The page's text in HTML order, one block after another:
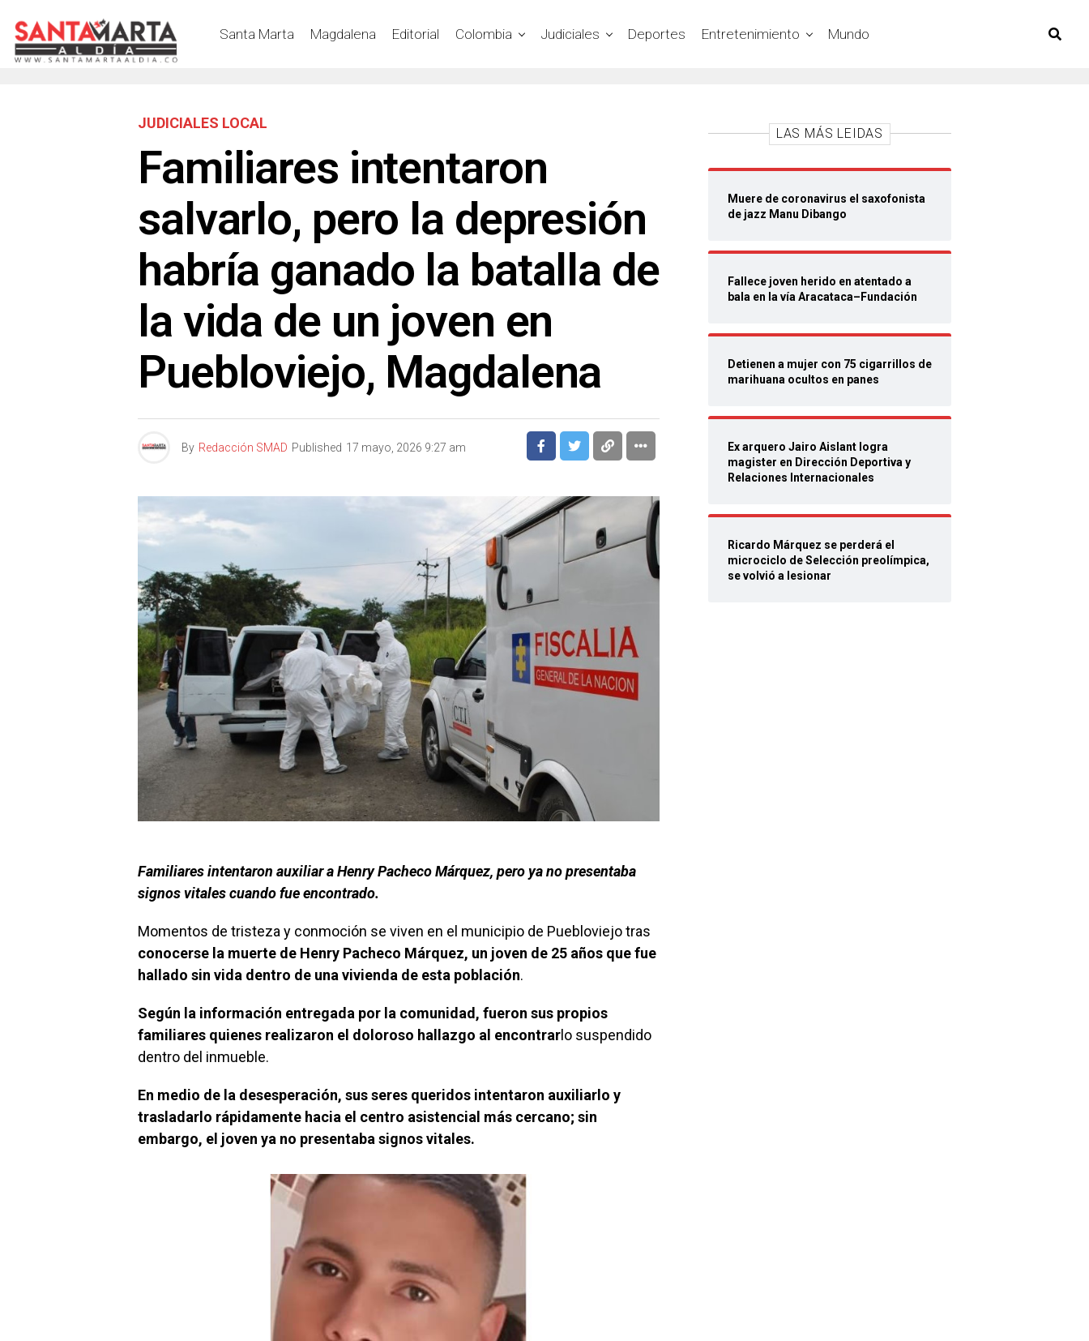
Santa Marta Magdalena Editorial Colombia Judiciales Deportes Entretenimiento Mundo
JUDICIALES LOCAL
Familiares intentaron
salvarlo, pero la depresión
habría ganado la batalla de
la vida de un joven en
Puebloviejo, Magdalena
By Redacción SMAD Published 17 mayo, 2026 9:27 am
Familiares intentaron auxiliar a Henry Pacheco Márquez, pero ya no presentaba
signos vitales cuando fue encontrado.
Momentos de tristeza y conmoción se viven en el municipio de Puebloviejo tras
conocerse la muerte de Henry Pacheco Márquez, un joven de 25 años que fue
hallado sin vida dentro de una vivienda de esta población.
Según la información entregada por la comunidad, fueron sus propios
familiares quienes realizaron el doloroso hallazgo al encontrar lo suspendido
dentro del inmueble.
En medio de la desesperación, sus seres queridos intentaron auxiliarlo y
trasladarlo rápidamente hacia el centro asistencial más cercano; sin
embargo, el joven ya no presentaba signos vitales.
LAS MÁS LEIDAS
Muere de coronavirus el saxofonista
de jazz Manu Dibango
Fallece joven herido en atentado a
bala en la vía Aracataca–Fundación
Detienen a mujer con 75 cigarrillos de
marihuana ocultos en panes
Ex arquero Jairo Aislant logra
magister en Dirección Deportiva y
Relaciones Internacionales
Ricardo Márquez se perderá el
microciclo de Selección preolímpica,
se volvió a lesionar